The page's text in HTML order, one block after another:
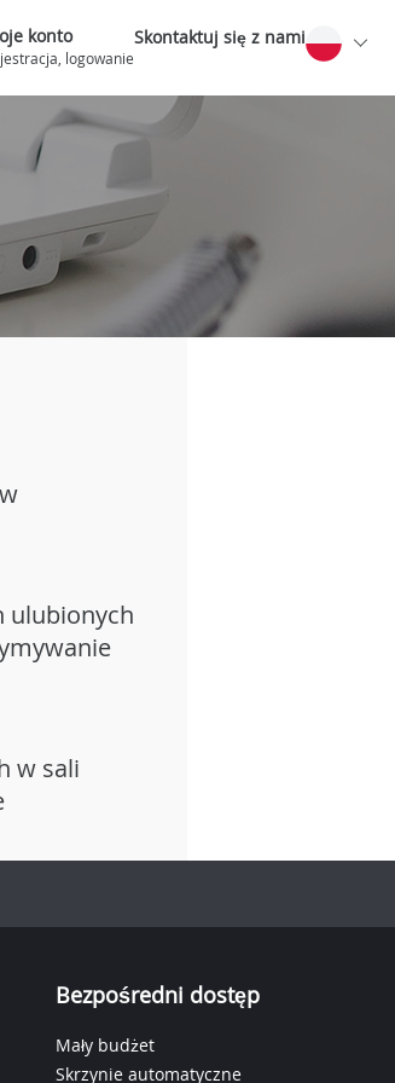
konto
logowanie
Skontaktuj się z nami
ulubionych
w sali
Bezpośredni dostęp
Mały budżet
Skrzynie automatyczne